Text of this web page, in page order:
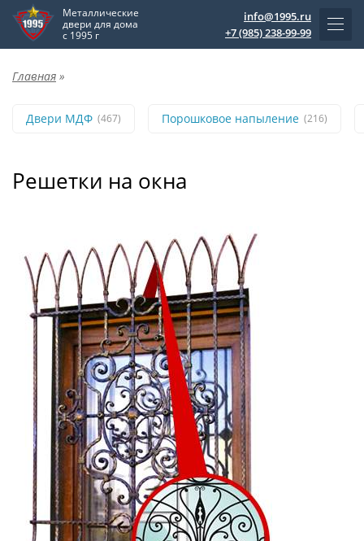
Металлические
двери для дома
с 1995 г
info@1995.ru
+7 (985) 238-99-99
Главная »
Двери МДФ (467) Порошковое напыление (216)
Решетки на окна